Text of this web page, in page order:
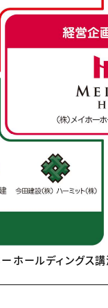
ホールディングス